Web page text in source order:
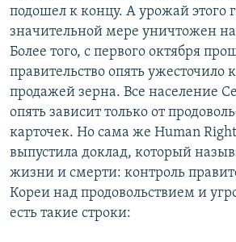
подошел к концу. А урожай этого
значительной мере уничтожен
Более того, с первого октября
правительство опять ужесточило
продажей зерна. Все население
опять зависит только от
карточек. Но сама же Human
выпустила доклад, который
жизни и смерти: контроль
Кореи над продовольствием и
есть такие строки: